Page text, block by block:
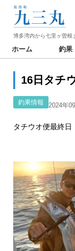
博多湾内から七里ヶ曽根
ホーム 釣果
16日タチ
釣果情報 2024年
タチウオ便最終日